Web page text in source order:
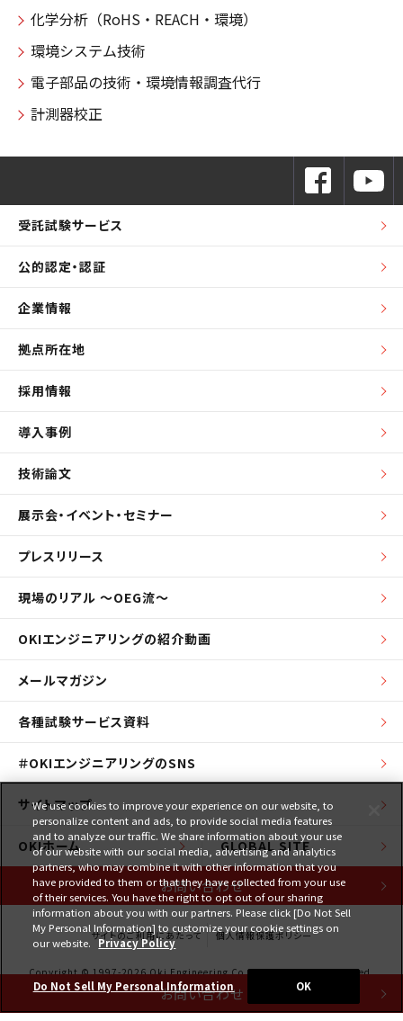
化学分析（RoHS・REACH・環境）
環境システム技術
電子部品の技術・環境情報調査代行
計測器校正
お問い合わせ
受託試験サービス
公的認定・認証
企業情報
拠点所在地
採用情報
導入事例
技術論文
展示会・イベント・セミナー
プレスリリース
現場のリアル ～OEG流～
OKIエンジニアリングの紹介動画
メールマガジン
各種試験サービス資料
＃OKIエンジニアリングのSNS
サイトマップ
OKIホーム GLOBAL SITE
お問い合わせ
サイトのご利用にあたって 個人情報保護ポリシー
Copyright © 1997-2026 Oki Engineering Co., Ltd. All Rights Reserved.
We use cookies to improve your experience on our website, to
personalize content and ads, to provide social media features
and to analyze our traffic. We share information about your use
of our website with our social media, advertising and analytics
partners, who may combine it with other information that you
have provided to them or that they have collected from your use
of their services. You have the right to opt out of our sharing
information about you with our partners. Please click [Do Not Sell
My Personal Information] to customize your cookie settings on
our website.
Privacy Policy
Do Not Sell My Personal Information OK